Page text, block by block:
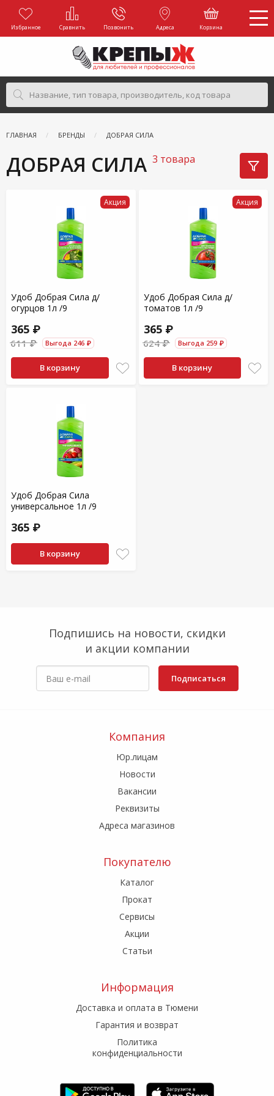
Избранное Сравнить Позвонить Адреса Корзина
ГЛАВНАЯ БРЕНДЫ ДОБРАЯ СИЛА
ДОБРАЯ СИЛА 3 товара
Акция
Удоб Добрая Сила д/
огурцов 1л /9
365 ₽
611 ₽ Выгода 246 ₽
В корзину
Акция
Удоб Добрая Сила д/
томатов 1л /9
365 ₽
624 ₽ Выгода 259 ₽
В корзину
Удоб Добрая Сила
универсальное 1л /9
365 ₽
В корзину
Подпишись на новости, скидки
и акции компании
Подписаться
Компания
Юр.лицам
Новости
Вакансии
Реквизиты
Адреса магазинов
Покупателю
Каталог
Прокат
Сервисы
Акции
Статьи
Информация
Доставка и оплата в Тюмени
Гарантия и возврат
Политика
конфиденциальности